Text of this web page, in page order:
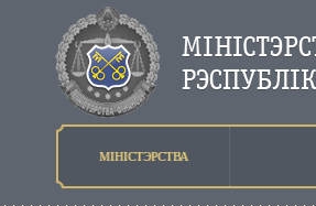
МIНIСТЭРСТВА